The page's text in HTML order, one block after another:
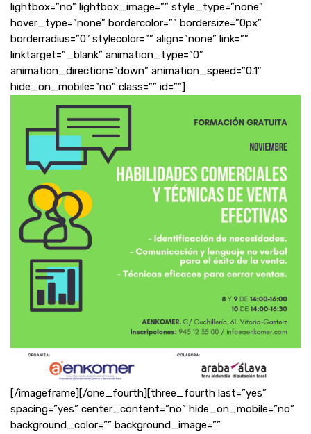
lightbox=”no” lightbox_image=”” style_type=”none”
hover_type=”none” bordercolor=”” bordersize=”0px”
borderradius=”0″ stylecolor=”” align=”none” link=””
linktarget=”_blank” animation_type=”0″
animation_direction=”down” animation_speed=”0.1″
hide_on_mobile=”no” class=”” id=””]
[/imageframe][/one_fourth][three_fourth last=”yes”
spacing=”yes” center_content=”no” hide_on_mobile=”no”
background_color=”” background_image=””